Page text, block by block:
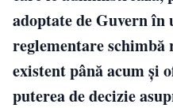
adoptate de Guvern în
reglementare
existent până acum și
puterea de decizie